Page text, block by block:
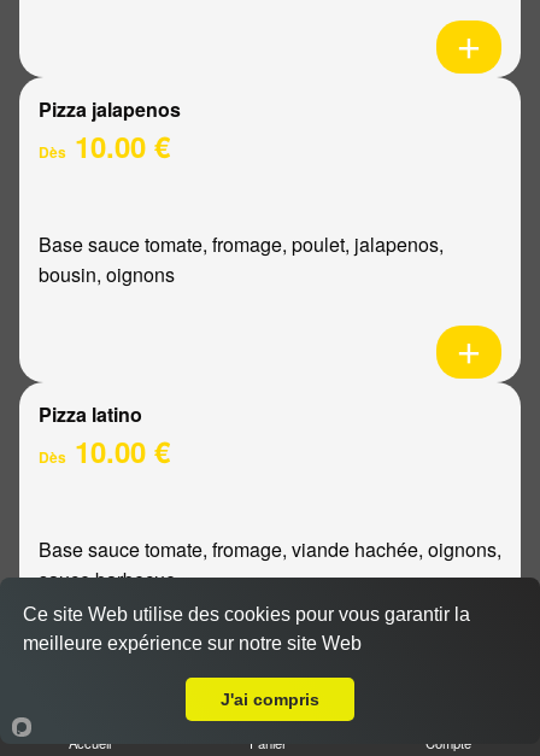
Pizza jalapenos
Dès 10.00 €
Base sauce tomate, fromage, poulet, jalapenos,
bousin, oignons
Pizza latino
Dès 10.00 €
Base sauce tomate, fromage, viande hachée, oignons,
sauce barbecue
Accueil Panier Compte
Ce site Web utilise des cookies pour vous garantir la
meilleure expérience sur notre site Web
J'ai compris